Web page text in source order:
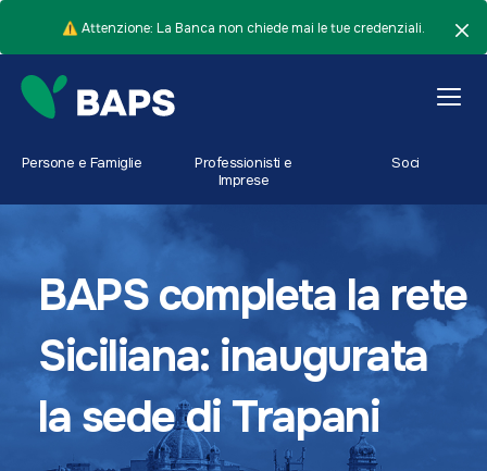
⚠️ Attenzione: La Banca non chiede mai le tue credenziali.
Persone e Famiglie
Professionisti e
Imprese
Soci
BAPS completa la rete
Siciliana: inaugurata
la sede di Trapani